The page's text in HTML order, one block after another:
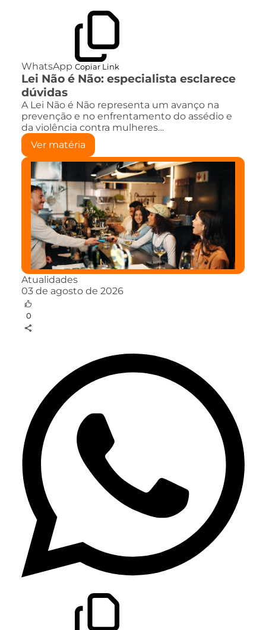
WhatsApp Copiar Link
Lei Não é Não: especialista esclarece
dúvidas
A Lei Não é Não representa um avanço na
prevenção e no enfrentamento do assédio e
da violência contra mulheres…
Ver matéria
Atualidades
03 de agosto de 2026
0